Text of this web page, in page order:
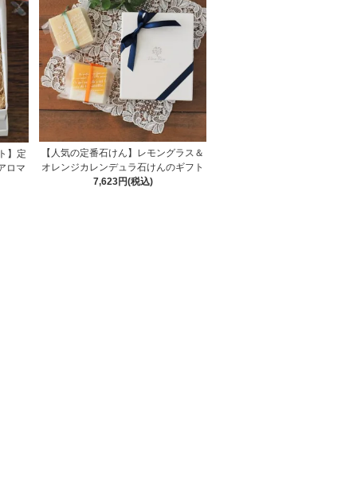
】定
ロマ
【人気の定番石けん】レモングラス＆
オレンジカレンデュラ石けんのギフト
7,623円(税込)